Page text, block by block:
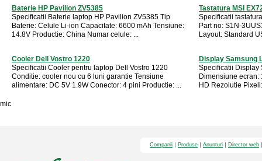
Baterie HP Pavilion ZV5385
Specificatii Baterie laptop HP Pavilion ZV5385 Tip
Baterie: Celule Li-ion Capacitate: 6600 mAh Tensiune:
14.8V Productie: China Numar celule: ...
Tastatura MSI
Specificatii
Part no: S1N-
Layout: Standard
Cooler Dell Vostro 1220
Specificatii Cooler pentru laptop Dell Vostro 1220
Conditie: cooler nou cu 6 luni garantie Tensiune
alimentare: DC 5V 1.9W Conector: 4 pini Productie: ...
Display Samsung
Specificatii Display
Dimensiune ecran:
HD Rezolutie
mic
Companii Produse Anunturi Director web